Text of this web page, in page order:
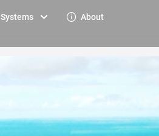
Systems About